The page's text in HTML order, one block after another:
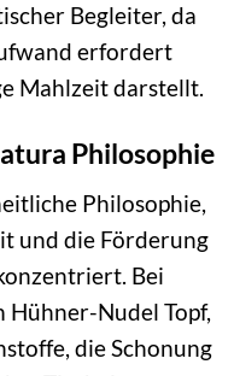
Begleiter, da
erfordert
Mahlzeit darstellt.
Philosophie
Philosophie,
und die Förderung
Bei
Hühner-Nudel Topf,
die Schonung